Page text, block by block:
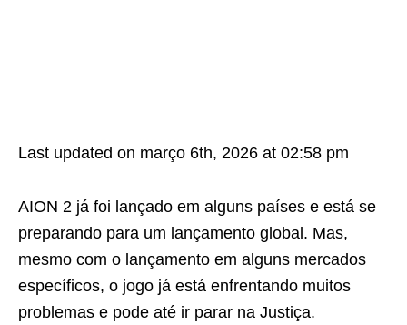
Last updated on março 6th, 2026 at 02:58 pm
AION 2 já foi lançado em alguns países e está se
preparando para um lançamento global. Mas,
mesmo com o lançamento em alguns mercados
específicos, o jogo já está enfrentando muitos
problemas e pode até ir parar na Justiça.